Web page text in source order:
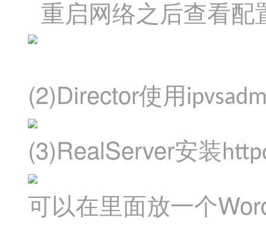
重启网络之后查看配
(2)Director使用
(3)RealServer安装
可以在里面放一个